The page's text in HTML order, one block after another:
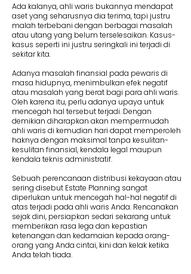
Ada kalanya, ahli waris bukannya mendapat
aset yang seharusnya dia terima, tapi justru
malah terbebani dengan berbagai masalah
atau utang yang belum terselesaikan. Kasus-
kasus seperti ini justru seringkali ini terjadi di
sekitar kita.
Adanya masalah finansial pada pewaris di
masa hidupnya, menimbulkan efek negatif
atau masalah yang berat bagi para ahli waris.
Oleh karena itu, perlu adanya upaya untuk
mencegah hal tersebut terjadi. Dengan
demikian diharapkan akan mempermudah
ahli waris di kemudian hari dapat memperoleh
haknya dengan maksimal tanpa kesulitan-
kesulitan finansial, kendala legal maupun
kendala teknis administratif.
Sebuah perencanaan distribusi kekayaan atau
sering disebut Estate Planning sangat
diperlukan untuk mencegah hal-hal negatif di
atas terjadi pada ahli waris Anda. Rencanakan
sejak dini, persiapkan sedari sekarang untuk
memberikan rasa lega dan kepastian
ketenangan dan kedamaian kepada orang-
orang yang Anda cintai, kini dan kelak ketika
Anda telah tiada.